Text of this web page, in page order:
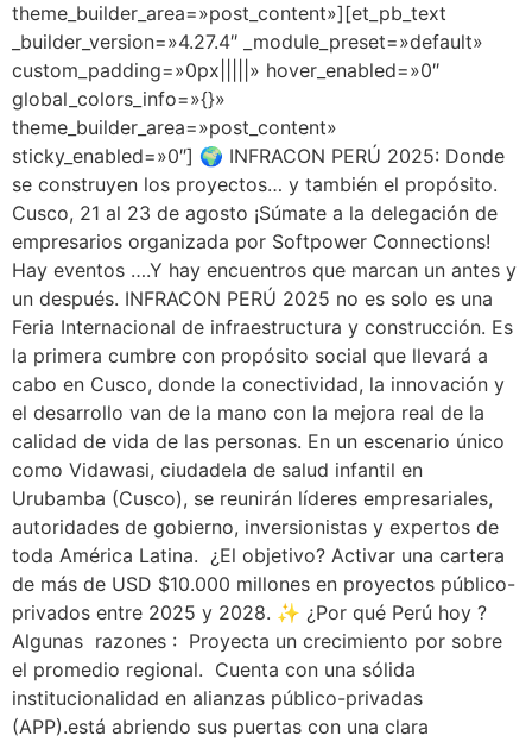
theme_builder_area=»post_content»][et_pb_text
_builder_version=»4.27.4″ _module_preset=»default»
custom_padding=»0px|||||» hover_enabled=»0″
global_colors_info=»{}»
theme_builder_area=»post_content»
sticky_enabled=»0″] 🌍 INFRACON PERÚ 2025: Donde
se construyen los proyectos… y también el propósito.
Cusco, 21 al 23 de agosto ¡Súmate a la delegación de
empresarios organizada por Softpower Connections!
Hay eventos ….Y hay encuentros que marcan un antes y
un después. INFRACON PERÚ 2025 no es solo es una
Feria Internacional de infraestructura y construcción. Es
la primera cumbre con propósito social que llevará a
cabo en Cusco, donde la conectividad, la innovación y
el desarrollo van de la mano con la mejora real de la
calidad de vida de las personas. En un escenario único
como Vidawasi, ciudadela de salud infantil en
Urubamba (Cusco), se reunirán líderes empresariales,
autoridades de gobierno, inversionistas y expertos de
toda América Latina. ¿El objetivo? Activar una cartera
de más de USD $10.000 millones en proyectos público-
privados entre 2025 y 2028. ✨ ¿Por qué Perú hoy ?
Algunas razones : Proyecta un crecimiento por sobre
el promedio regional. Cuenta con una sólida
institucionalidad en alianzas público-privadas
(APP).está abriendo sus puertas con una clara